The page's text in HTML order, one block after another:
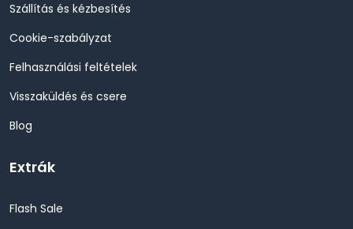
Szállítás és kézbesítés
Cookie-szabályzat
Felhasználási feltételek
Visszaküldés és csere
Blog
Extrák
Flash Sale